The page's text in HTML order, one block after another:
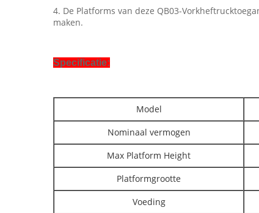
4. De Platforms van deze QB03-
maken.
Specificatie:
Model
Nominaal vermogen
Max Platform Height
Platformgrootte
Voeding